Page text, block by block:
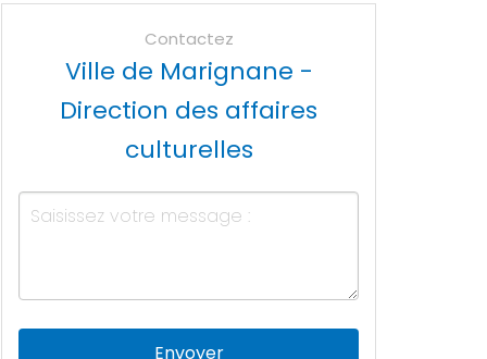
Contactez
Ville de Marignane -
Direction des affaires
culturelles
Envoyer